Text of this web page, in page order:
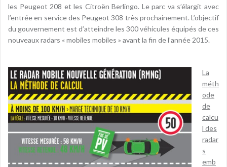
les Peugeot 208 et les Citroën Berlingo. Le parc va s’élargit avec
l’entrée en service des Peugeot 308 très prochainement. L’objectif
du gouvernement est d’atteindre les 300 véhicules équipés de ces
nouveaux radars « mobiles mobiles » avant la fin de l’année 2015.
La
méth
ode
de
calcu
l des
radar
s
emb